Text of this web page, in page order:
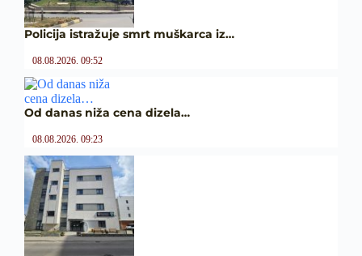
Policija istražuje smrt muškarca iz…
08.08.2026. 09:52
Od danas niža cena dizela…
08.08.2026. 09:23